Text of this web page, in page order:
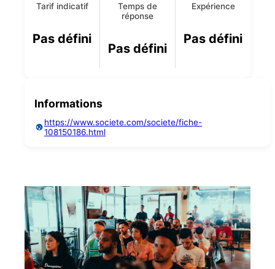
Tarif indicatif
Pas défini
Temps de
réponse
Pas défini
Expérience
Pas défini
Informations
https://www.societe.com/societe/fiche-
108150186.html